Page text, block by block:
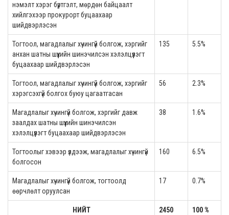
нэмэлт хэрэг бүртгэлт, мөрдөн байцаалт
хийлгэхээр прокурорт буцаахаар
шийдвэрлэсэн
Тогтоол, магадлалыг хүчингүй болгож, хэргийг
анхан шатны шүүхийн шинэчилсэн хэлэлцүүлэгт
буцаахаар шийдвэрлэсэн
135 5.5%
Тогтоол, магадлалыг хүчингүй болгож, хэргийг
хэрэгсэхгүй болгох буюу цагаатгасан
56 2.3%
Магадлалыг хүчингүй болгож, хэргийг давж
заалдах шатны шүүхийн шинэчилсэн
хэлэлцүүлэгт буцаахаар шийдвэрлэсэн
38 1.6%
Тогтоолыг хэвээр үлдээж, магадлалыг хүчингүй
болгосон
160 6.5%
Магадлалыг хүчингүй болгож, тогтоолд
өөрчлөлт оруулсан
17 0.7%
НИЙТ 2450 100 %